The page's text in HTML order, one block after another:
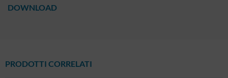
DOWNLOAD
PRODOTTI CORRELATI